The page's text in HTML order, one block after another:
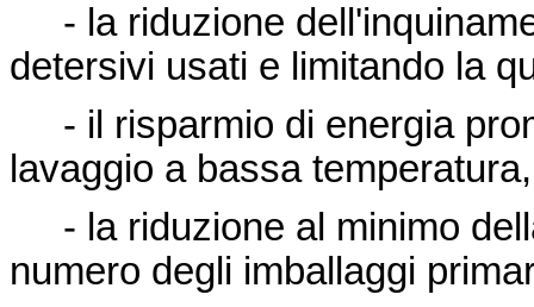
- la riduzione
detersivi usati e limitando la
- il risparmio di energia
lavaggio a bassa temperatura,
- la riduzione al minimo
numero degli imballaggi